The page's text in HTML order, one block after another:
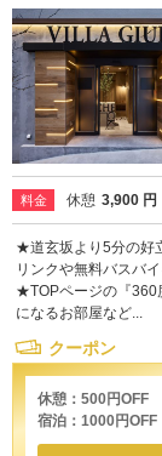
料金 休憩 3,900 円
★道玄坂より5分の好
リンクや無料バスバ
★TOPページの『360
になるお部屋など...
クーポン
休憩：500円OFF
宿泊：1000円OFF